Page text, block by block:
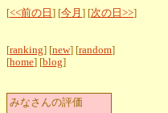
[<<前の日 ] [今月 ] [次の日>>]
[ranking] [new] [random]
[home] [blog]
みなさんの評価